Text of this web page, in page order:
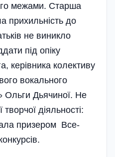
межами. Старша
прихильність до
не виникло
під опіку
керівника колективу
вокального
Ольги Дьячиної. Не
діяльності:
призером Все­